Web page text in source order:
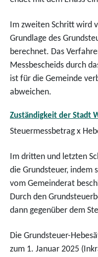
Im zweiten Schritt wird
Grundlage des
berechnet. Das
Messbescheids durch
ist für die Gemeinde
abweichen.
Zuständigkeit der Stadt
Steuermessbetrag x
Im dritten und letzten
die Grundsteuer, indem
vom Gemeinderat
Durch den
dann gegenüber dem
Die Grundsteuer-
zum 1. Januar 2025